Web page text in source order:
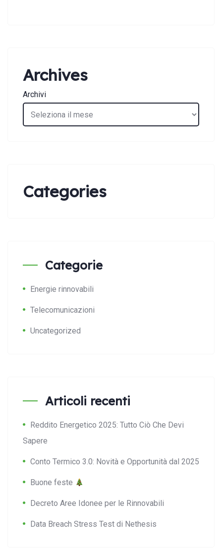
Archives
Archivi
Categories
Categorie
Energie rinnovabili
Telecomunicazioni
Uncategorized
Articoli recenti
Reddito Energetico 2025: Tutto Ciò Che Devi
Sapere
Conto Termico 3.0: Novità e Opportunità dal 2025
Buone feste
Decreto Aree Idonee per le Rinnovabili
Data Breach Stress Test di Nethesis